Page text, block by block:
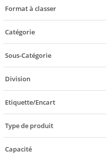
Format à classer
Catégorie
Sous-Catégorie
Division
Etiquette/Encart
Type de produit
Capacité